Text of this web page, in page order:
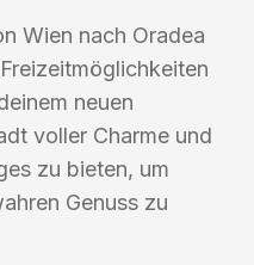
Wien nach Oradea
neuen
voller Charme und
zu bieten, um
Genuss zu